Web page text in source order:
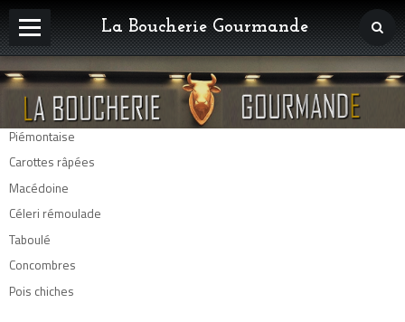
La Boucherie Gourmande
Accueil
Nos viandes
Nos charcuteries
Fabrications Maison
Nos plats cuisinés
Spécialités d'Auvergne
Fromages
Piémontaise
Carottes râpées
Macédoine
Céleri rémoulade
Taboulé
Concombres
Pois chiches